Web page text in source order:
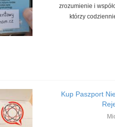
zrozumienie i
którzy
Kup Paszport